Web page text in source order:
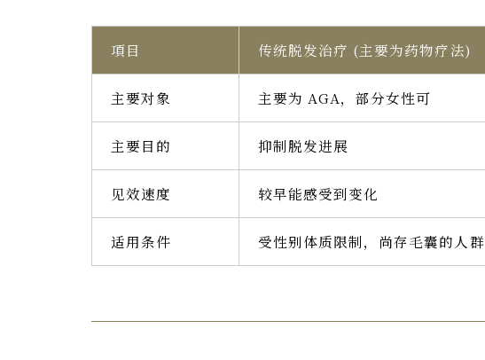
項目 传统脱发治疗 (主要为药物疗法)
主要对象 主要为 AGA，部分女性可
主要目的 抑制脱发进展
见效速度 较早能感受到变化
适用条件 受性别体质限制，尚存毛囊的人群